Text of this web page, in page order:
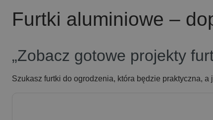
Furtki aluminiowe –
„Zobacz gotowe projekty
Szukasz furtki do ogrodzenia, która będzie praktyczna, a